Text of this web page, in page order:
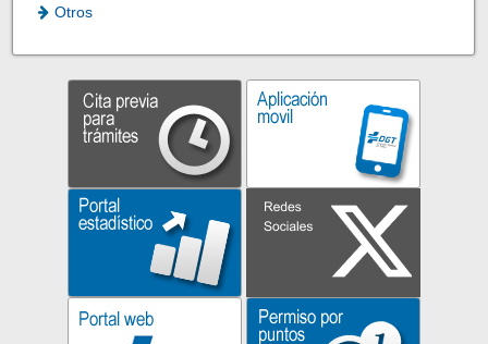
Otros